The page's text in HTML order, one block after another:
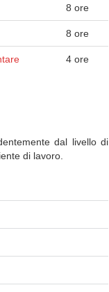
8 ore
8 ore
4 ore
dal livello di
di lavoro.